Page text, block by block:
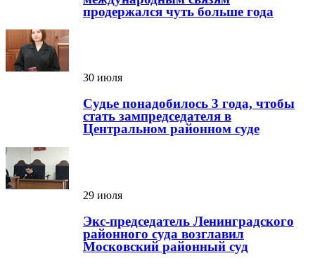
продержался чуть больше года
30 июля
Судье понадобилось 3 года, чтобы
стать зампредседателя в
Центральном районном суде
29 июля
Экс-председатель Ленинградского
районного суда возглавил
Московский районный суд